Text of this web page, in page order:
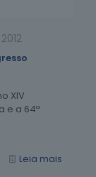
XIV
e a 64ª
Leia mais